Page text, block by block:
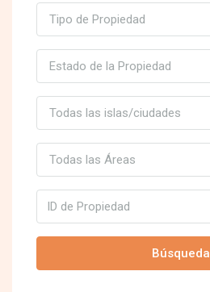
Tipo de Propiedad
Estado de la Propiedad
Todas las islas/ciudades
Todas las Áreas
Búsqueda